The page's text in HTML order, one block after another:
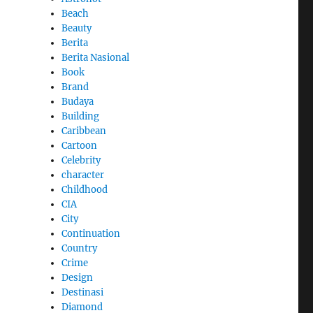
Beach
Beauty
Berita
Berita Nasional
Book
Brand
Budaya
Building
Caribbean
Cartoon
Celebrity
character
Childhood
CIA
City
Continuation
Country
Crime
Design
Destinasi
Diamond